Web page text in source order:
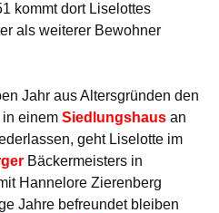
kommt dort Liselottes
als weiterer Bewohner
Jahr aus Altersgründen den
einem Siedlungshaus an
geht Liselotte im
Bäckermeisters in
Hannelore Zierenberg
Jahre befreundet bleiben